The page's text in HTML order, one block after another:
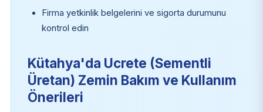
Firma yetkinlik belgelerini ve sigorta durumunu
kontrol edin
Kütahya'da Ucrete (Sementli
Üretan) Zemin Bakım ve Kullanım
Önerileri